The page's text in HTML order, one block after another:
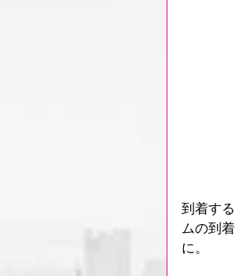
到着す
ムの到
に。